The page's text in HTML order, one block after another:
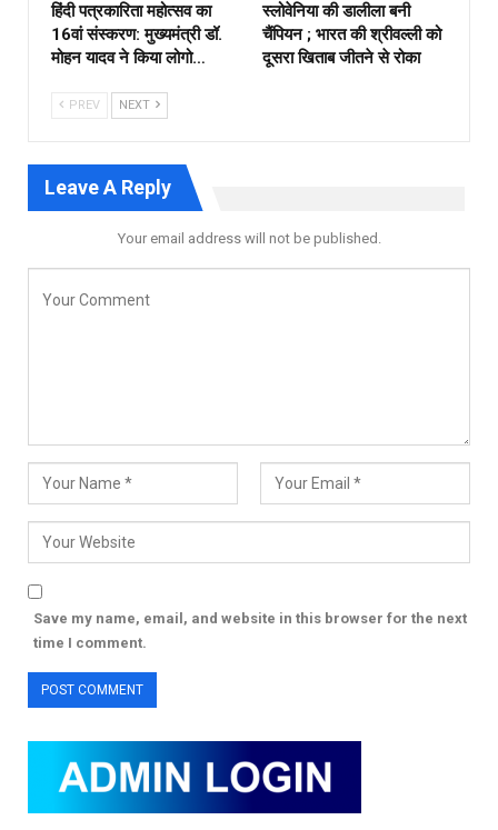
हिंदी पत्रकारिता महोत्सव का
16वां संस्करण: मुख्यमंत्री डॉ.
मोहन यादव ने किया लोगो…
स्लोवेनिया की डालीला बनी
चैंपियन ; भारत की श्रीवल्ली को
दूसरा खिताब जीतने से रोका
PREV NEXT
Leave A Reply
Your email address will not be published.
Save my name, email, and website in this browser for the next
time I comment.